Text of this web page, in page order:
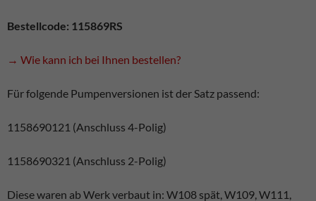
Bestellcode: 115869RS
→ Wie kann ich bei Ihnen bestellen?
Für folgende Pumpenversionen ist der Satz passend:
1158690121 (Anschluss 4-Polig)
1158690321 (Anschluss 2-Polig)
Diese waren ab Werk verbaut in: W108 spät, W109, W111,